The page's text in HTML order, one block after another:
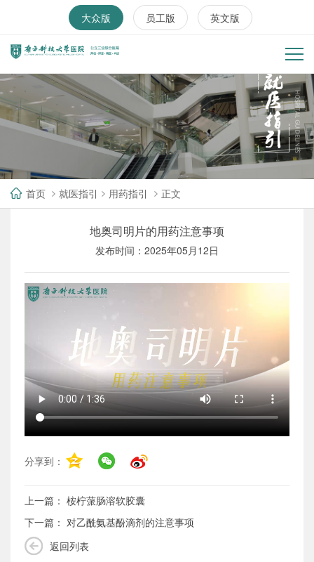
大众版 员工版 英文版
首页 就医指引 用药指引 正文
地奥司明片的用药注意事项
发布时间：2025年05月12日
分享到：
上一篇： 桉柠蒎肠溶软胶囊
下一篇： 对乙酰氨基酚滴剂的注意事项
返回列表